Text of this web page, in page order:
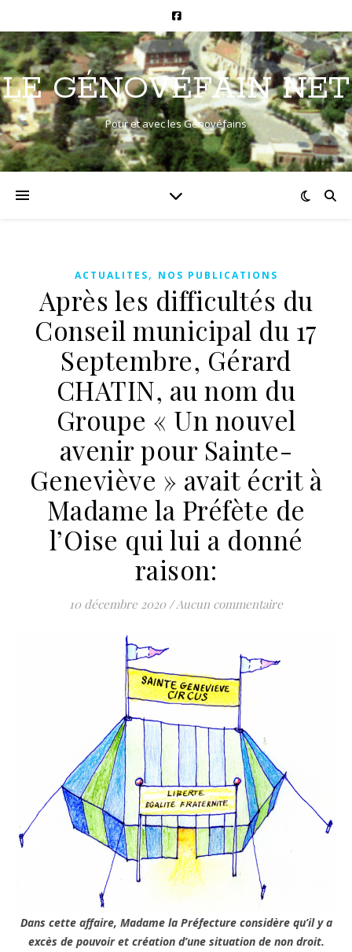
LE GÉNOVÉFAIN NET
Pour et avec les Génovéfains
ACTUALITES, NOS PUBLICATIONS
Après les difficultés du
Conseil municipal du 17
Septembre, Gérard
CHATIN, au nom du
Groupe « Un nouvel
avenir pour Sainte-
Geneviève » avait écrit à
Madame la Préfète de
l’Oise qui lui a donné
raison:
10 décembre 2020 /Aucun commentaire
Dans cette affaire, Madame la Préfecture considère qu’il y a
excès de pouvoir et création d’une situation de non droit.